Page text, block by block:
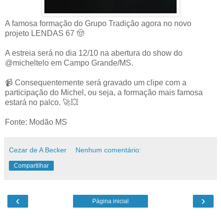
A famosa formação do Grupo Tradição agora no novo
projeto LENDAS 67 🤠
A estreia será no dia 12/10 na abertura do show do
@micheltelo em Campo Grande/MS.
📹 Consequentemente será gravado um clipe com a
participação do Michel, ou seja, a formação mais famosa
estará no palco. 🚀💥
Fonte: Modão MS
Cezar de A Becker Nenhum comentário:
Compartilhar
‹ ›
Página inicial